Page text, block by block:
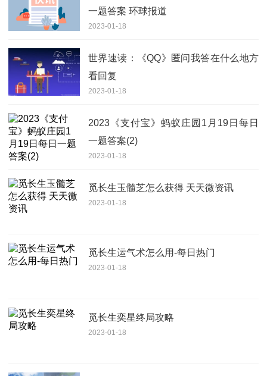
一题答案 环球报道
2023-01-18
世界速读：《QQ》匿问我答在什么地方
看回复
2023-01-18
2023《支付宝》蚂蚁庄园1月19日每日
一题答案(2)
2023-01-18
觅长生玉髓芝怎么获得 天天微资讯
2023-01-18
觅长生运气术怎么用-每日热门
2023-01-18
觅长生奕星终局攻略
2023-01-18